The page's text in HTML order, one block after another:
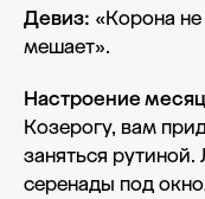
Девиз: «Корона
мешает».
Настроение
Козерогу, вам
заняться
серенады под